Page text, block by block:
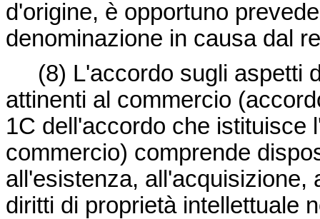
d'origine, è opportuno
denominazione in causa dal
(8) L'accordo sugli aspetti
attinenti al commercio
1C dell'accordo che istituisce
commercio) comprende
all'esistenza, all'acquisizione,
diritti di proprietà intellettuale